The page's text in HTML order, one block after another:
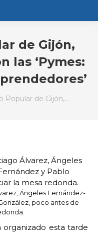
de Gijón,
las ‘Pymes:
Popular de Gijón,…
Ángeles Fernández-
poco antes de
organizado esta tarde